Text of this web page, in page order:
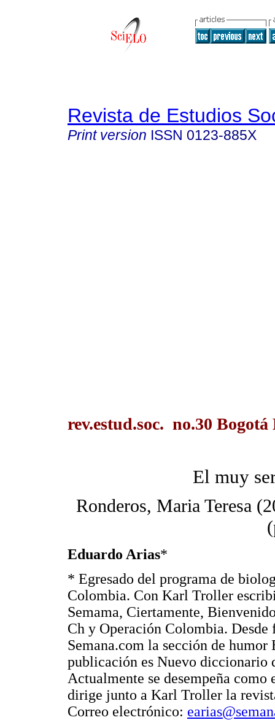
Revista de Estudios
Print version ISSN 0123-885X
rev.estud.soc. no.30
El muy
Ronderos, Maria Teresa
Eduardo Arias*
* Egresado del programa de
Colombia. Con Karl Troller
Semama, Ciertamente,
Ch y Operación Colombia.
Semana.com la sección de
publicación es Nuevo diccionario
Actualmente se desempeña
dirige junto a Karl Troller la
Correo electrónico: